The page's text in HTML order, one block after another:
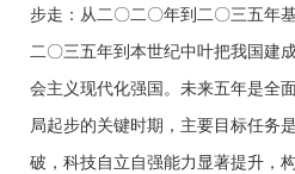
步走：从二〇二〇年到二〇三五年
二〇三五年到本世纪中叶把我国建
会主义现代化强国。未来五年是全
局起步的关键时期，主要目标任务
破，科技自立自强能力显著提升，